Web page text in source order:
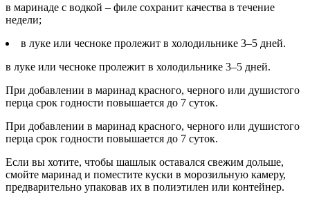
в маринаде с водкой – филе сохранит качества в течение
недели;
в луке или чесноке пролежит в холодильнике 3–5 дней.
в луке или чесноке пролежит в холодильнике 3–5 дней.
При добавлении в маринад красного, черного или душистого
перца срок годности повышается до 7 суток.
При добавлении в маринад красного, черного или душистого
перца срок годности повышается до 7 суток.
Если вы хотите, чтобы шашлык оставался свежим дольше,
смойте маринад и поместите куски в морозильную камеру,
предварительно упаковав их в полиэтилен или контейнер.